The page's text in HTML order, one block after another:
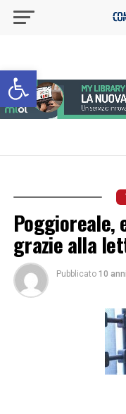
Apri la barra degli strumenti
Poggioreale,
grazie alla
Pubblicato 10